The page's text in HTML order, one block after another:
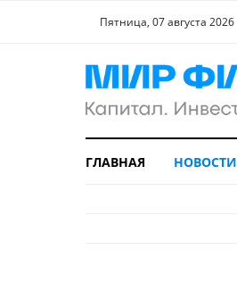
Пятница, 07 августа 2026
ГЛАВНАЯ НОВОСТИ